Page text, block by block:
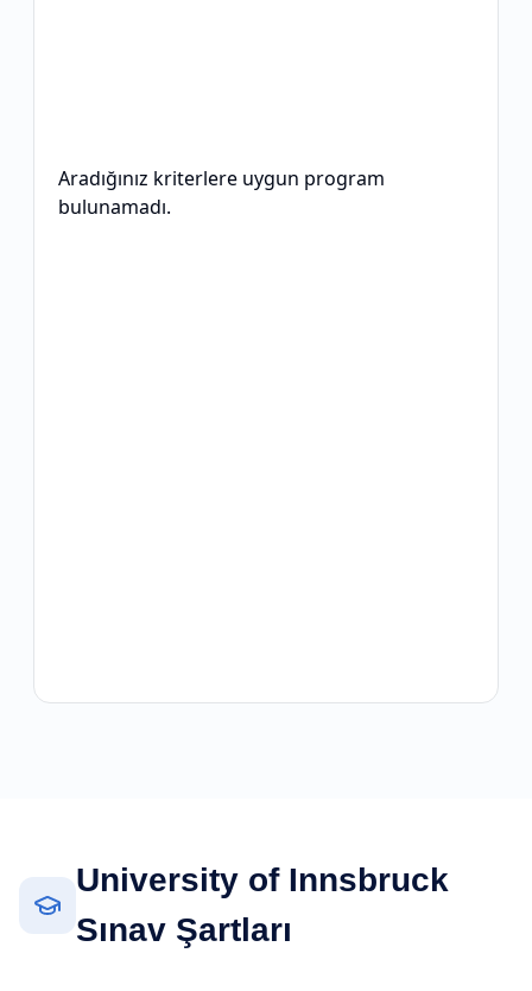
Aradığınız kriterlere uygun program
bulunamadı.
University of Innsbruck
Sınav Şartları